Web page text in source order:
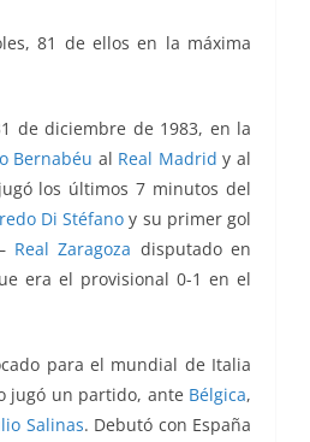
81 de ellos en la máxima
de diciembre de 1983, en la
Bernabéu al Real Madrid y al
los últimos 7 minutos del
Di Stéfano y su primer gol
Real Zaragoza disputado en
era el provisional 0-1 en el
para el mundial de Italia
jugó un partido, ante Bélgica,
Salinas. Debutó con España